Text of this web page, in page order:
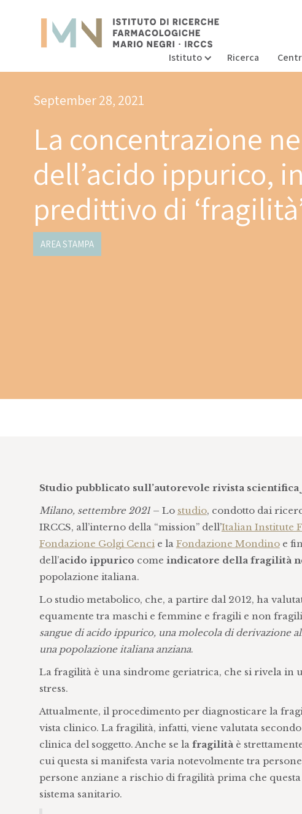
Istituto Ricerca
September 28, 2021
La concentrazione
dell’acido ippurico,
predittivo di
AREA STAMPA
Studio pubblicato sull’autorevole rivista scientifica
Milano, settembre 2021– Lo studio, condotto dai
IRCCS, all’interno della “mission” dell’Italian Institute
Fondazione Golgi Cencie la Fondazione Mondinoe
dell’acido ippurico come indicatore della fragilità
popolazione italiana.
Lo studio metabolico, che, a partire dal 2012, ha
equamente tra maschi e femmine e fragili e non
sangue di acido ippurico, una molecola di derivazione
una popolazione italiana anziana.
La fragilità è una sindrome geriatrica, che si rivela in
stress.
Attualmente, il procedimento per diagnosticare la
vista clinico. La fragilità, infatti, viene valutata
clinica del soggetto. Anche se la fragilitàè
cui questa si manifesta varia notevolmente tra
persone anziane a rischio di fragilità prima che
sistema sanitario.